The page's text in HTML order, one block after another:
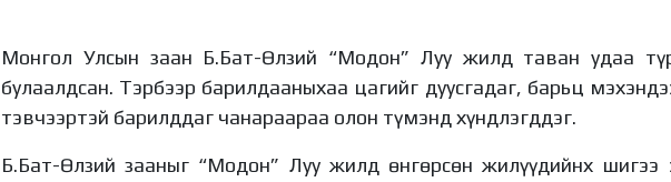
Монгол Улсын заан Б.Бат-Өлзий “Модон” Луу жилд таван удаа
булаалдсан. Тэрбээр барилдааныхаа цагийг дуусгадаг, барьц
тэвчээртэй барилддаг чанараараа олон түмэнд хүндлэгддэг.
Б.Бат-Өлзий зааныг “Модон” Луу жилд өнгөрсөн жилүүдийнх шигээ